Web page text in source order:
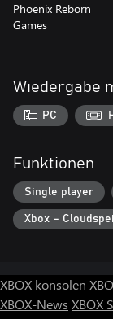
Phoenix Reborn
Games
Wiedergabe
PC
Funktionen
Single player
Xbox –
XBOX konsolen
XBOX-News XBOX